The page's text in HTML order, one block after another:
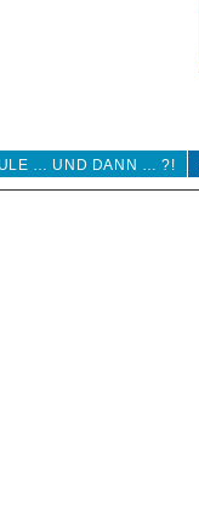
… UND DANN … ?!